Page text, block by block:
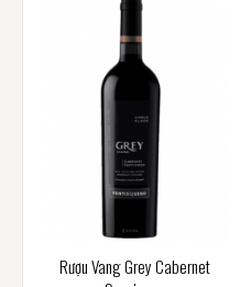
Rượu Vang Grey Cabernet